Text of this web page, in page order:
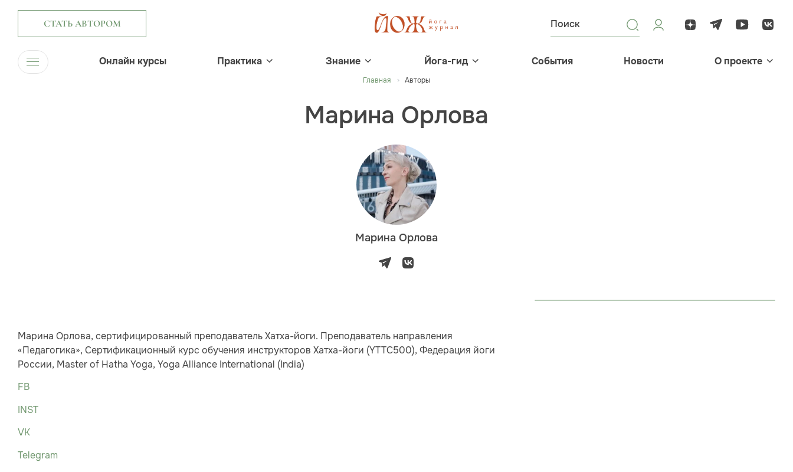
СТАТЬ АВТОРОМ
Онлайн курсы Практика Знание Йога-гид События Новости О проекте
Главная Авторы
Марина Орлова
Марина Орлова
Марина Орлова, сертифицированный преподаватель Хатха-йоги. Преподаватель направления
«Педагогика», Сертификационный курс обучения инструкторов Хатха-йоги (YTTC500), Федерация йоги
России, Master of Hatha Yoga, Yoga Alliance International (India)
FB
INST
VK
Telegram